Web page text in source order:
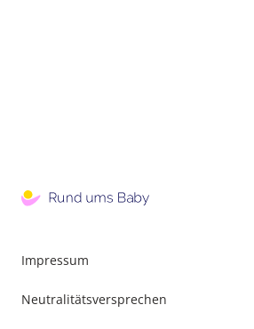
Impressum
Neutralitätsversprechen